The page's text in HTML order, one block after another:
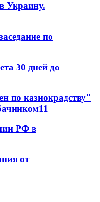
Украину.
по
30 дней до
по казнокрадству"
11
РФ в
от